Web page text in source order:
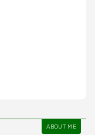
ABOUT ME